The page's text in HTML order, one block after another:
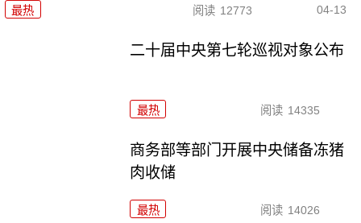
最热 阅读 12773 04-13
二十届中央第七轮巡视对象公布
最热 阅读 14335
商务部等部门开展中央储备冻猪
肉收储
最热 阅读 14026